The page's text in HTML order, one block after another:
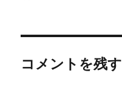
コメントを残す